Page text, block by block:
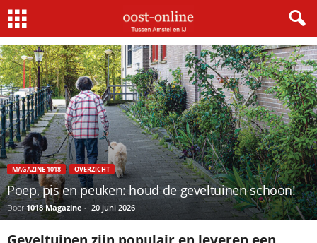
Home Poep, pis en peuken: houd de geveltuinen schoon!
MAGAZINE 1018 OVERZICHT
Poep, pis en peuken: houd de geveltuinen schoon!
Door 1018 Magazine - 20 juni 2026
×
Gratis NieuwsMail
VOORNAAM
E-MAIL
Postcode